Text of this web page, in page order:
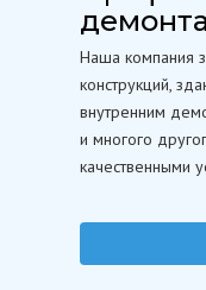
Наша компания
конструкций,
внутренним
и многого
качественными